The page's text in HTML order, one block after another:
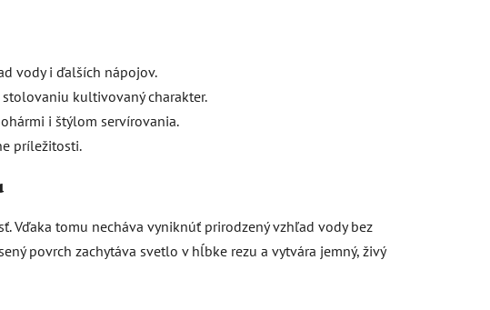
vody i ďalších nápojov.
kultivovaný charakter.
i štýlom servírovania.
príležitosti.
Vďaka tomu necháva vyniknúť prirodzený vzhľad vody bez
povrch zachytáva svetlo v hĺbke rezu a vytvára jemný, živý